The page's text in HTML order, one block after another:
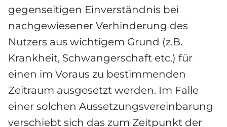
gegenseitigen Einverständnis bei
nachgewiesener Verhinderung des
Nutzers aus wichtigem Grund (z.B.
Krankheit, Schwangerschaft etc.) für
einen im Voraus zu bestimmenden
Zeitraum ausgesetzt werden. Im Falle
einer solchen Aussetzungsvereinbarung
verschiebt sich das zum Zeitpunkt der